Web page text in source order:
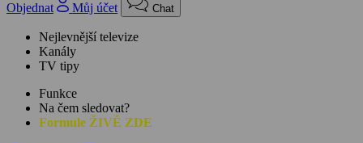
Objednat Můj účet Chat
Nejlevnější televize
Kanály
TV tipy
Funkce
Na čem sledovat?
Formule ŽIVĚ ZDE